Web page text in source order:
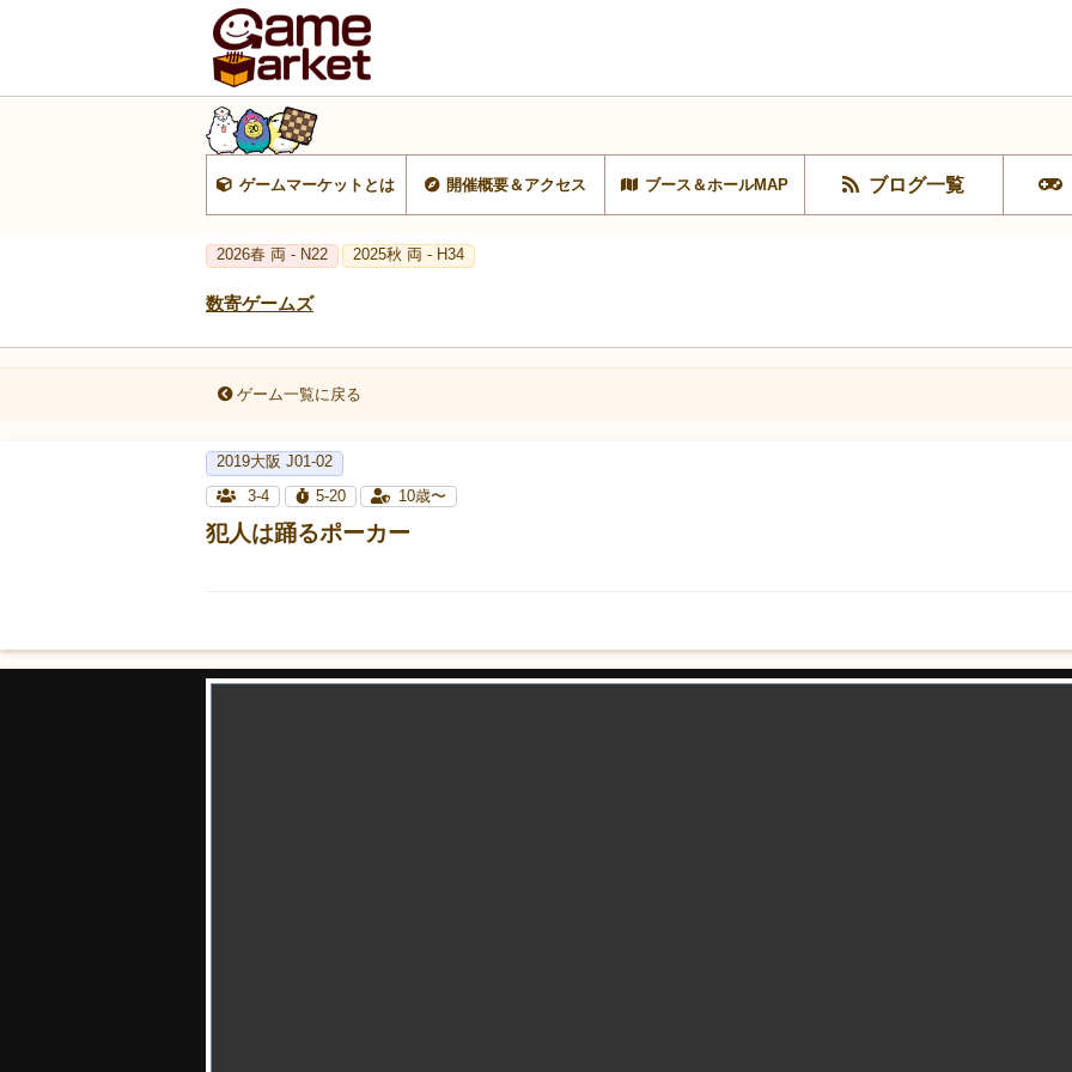
ゲームマーケットとは 開催概要＆アクセス ブース＆ホールMAP ブログ一覧
2026春 両 - N22 2025秋 両 - H34
数寄ゲームズ
ゲーム一覧に戻る
2019大阪 J01-02
3-4
5-20 10歳〜
犯人は踊るポーカー